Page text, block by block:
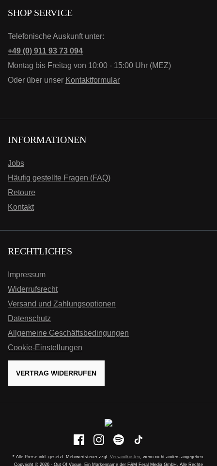
SHOP SERVICE
Telefonische Auskunft unter:
+49 (0) 911 93 73 094
Montag bis Freitag von 10:00 - 15:00 Uhr (MEZ)
Oder über unser Kontaktformular
INFORMATIONEN
Jobs
Häufig gestellte Fragen (FAQ)
Retoure
Kontakt
RECHTLICHES
Impressum
Widerrufsrecht
Versand und Zahlungsoptionen
Datenschutz
Allgemeine Geschäftsbedingungen
Cookie-Einstellungen
VERTRAG WIDERRUFEN
* Alle Preise inkl. gesetzl. Mehrwertsteuer zzgl. Versandkosten, wenn nicht anders angegeben.
Copyright © 2026 - Out Of Vogue. Ein Markenname der F&M Feral Media GmbH. Alle Rechte